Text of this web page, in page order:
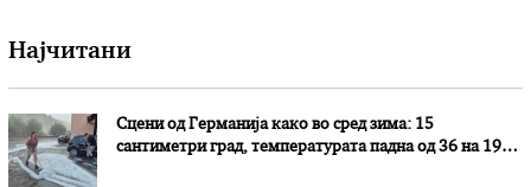
Најчитани
Сцени од Германија како во сред зима: 15
сантиметри град, температурата падна од 36 на 19